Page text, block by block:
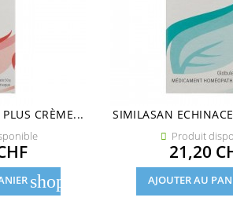
CRÈME...
shopping_cart
SIMILASAN
 Produit
21,20
AJOUTER AU